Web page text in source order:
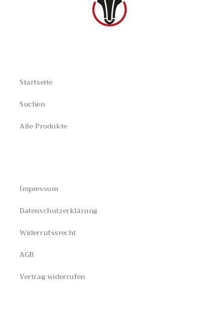
Startseite
Suchen
Alle Produkte
Impressum
Datenschutzerklärung
Widerrufssrecht
AGB
Vertrag widerrufen